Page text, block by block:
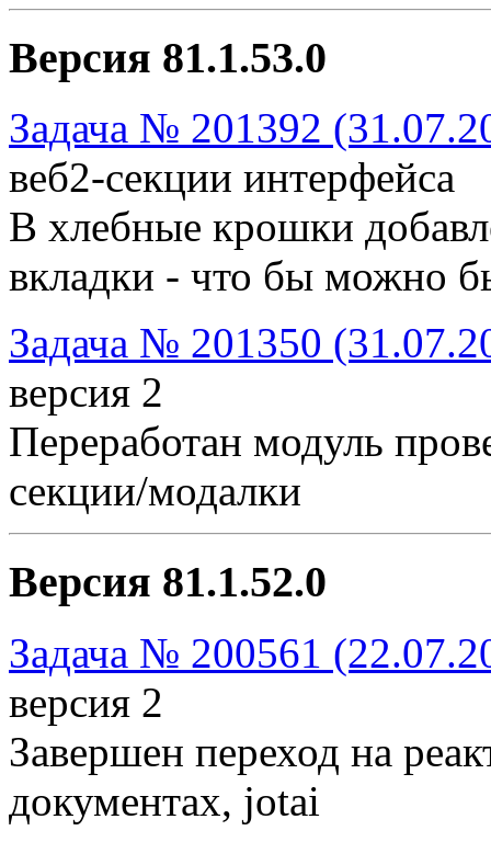
Версия 81.1.53.0
Задача № 201392
веб2-секции интерфейса
В хлебные крошки
вкладки - что бы можно
Задача № 201350
версия 2
Переработан модуль
секции/модалки
Версия 81.1.52.0
Задача № 200561
версия 2
Завершен переход на
документах, jotai